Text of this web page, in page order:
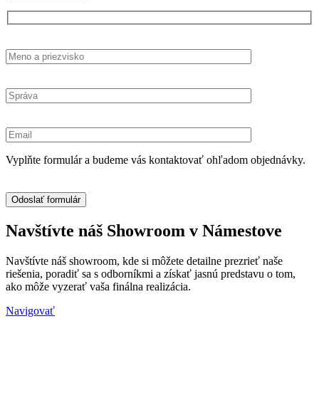
Vyplňte formulár a budeme vás kontaktovať ohľadom objednávky.
Navštívte náš Showroom v Námestove
Navštívte náš showroom, kde si môžete detailne prezrieť naše
riešenia, poradiť sa s odborníkmi a získať jasnú predstavu o tom,
ako môže vyzerať vaša finálna realizácia.
Navigovať